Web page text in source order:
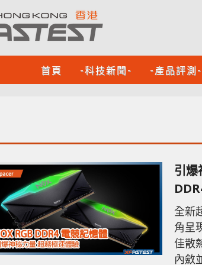
首頁 -科技新聞- -產品評測-
引
全新
角呈現
佳散
內斂並